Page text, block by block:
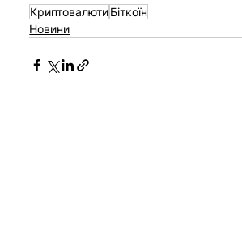
КриптовалютиБіткоїн
Новини